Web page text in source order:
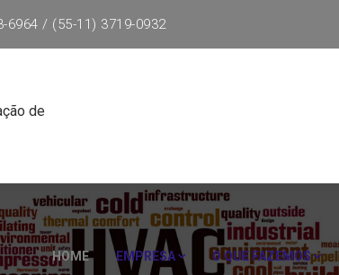
6964 / (55-11) 3719-0932
de
HOME EMPRESA O QUE FAZEMOS